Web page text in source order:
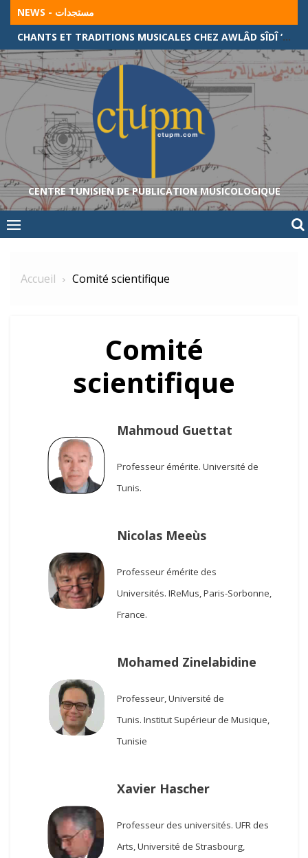
Skip
content
NEWS - مستجدات
CHANTS ET TRADITIONS MUSICALES CHEZ AWLÂD SÎDÎ ‘ABÎD (FRONTIÈRE ALGÉRO-TUNISIENNE)
CENTRE TUNISIEN DE PUBLICATION MUSICOLOGIQUE
Accueil Comité scientifique
Comité
scientifique
Mahmoud Guettat
Professeur émérite. Université de
Tunis.
Nicolas Meeùs
Professeur émérite des
Universités. IReMus, Paris-Sorbonne,
France.
Mohamed Zinelabidine
Professeur, Université de
Tunis. Institut Supérieur de Musique,
Tunisie
Xavier Hascher
Professeur des universités. UFR des
Arts, Université de Strasbourg,